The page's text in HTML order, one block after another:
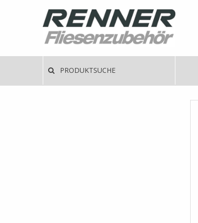
PRODUKTSUCHE